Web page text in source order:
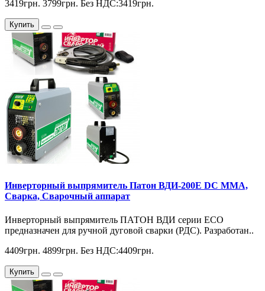
3419грн. 3799грн. Без НДС:3419грн.
Купить
Инверторный выпрямитель Патон ВДИ-200E DC MMA,
Сварка, Сварочный аппарат
Инверторный выпрямитель ПАТОН ВДИ серии ЕСО
предназначен для ручной дуговой сварки (РДС). Разработан..
4409грн. 4899грн. Без НДС:4409грн.
Купить